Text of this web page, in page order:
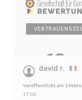
10 /10
auf 1 Bewertung
david r.
Veröffentlicht am 2
17:53)